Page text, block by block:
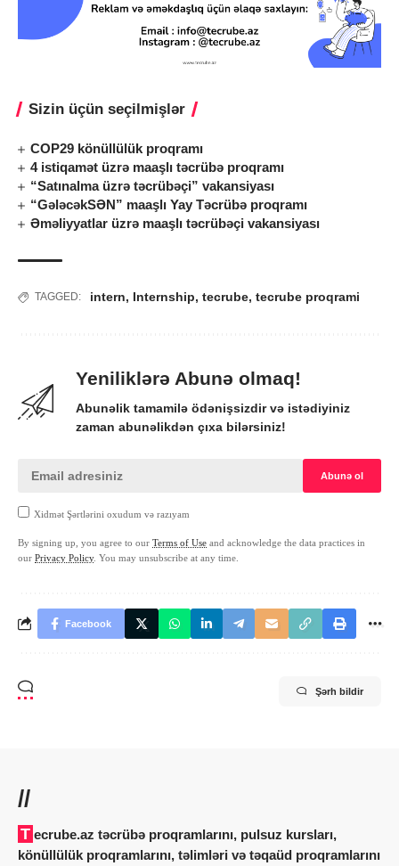
Sizin üçün seçilmişlər
COP29 könüllülük proqramı
4 istiqamət üzrə maaşlı təcrübə proqramı
“Satınalma üzrə təcrübəçi” vakansiyası
“GələcəkSƏN” maaşlı Yay Təcrübə proqramı
Əməliyyatlar üzrə maaşlı təcrübəçi vakansiyası
TAGGED: intern, Internship, tecrube, tecrube proqrami
Yeniliklərə Abunə olmaq!
Abunəlik tamamilə ödənişsizdir və istədiyiniz
zaman abunəlikdən çıxa bilərsiniz!
Xidmət Şərtlərini oxudum və razıyam
By signing up, you agree to our Terms of Use and acknowledge the data practices in
our Privacy Policy. You may unsubscribe at any time.
Facebook
Şərh bildir
//
Tecrube.az təcrübə proqramlarını, pulsuz kursları,
könüllülük proqramlarını, təlimləri və təqaüd proqramlarını